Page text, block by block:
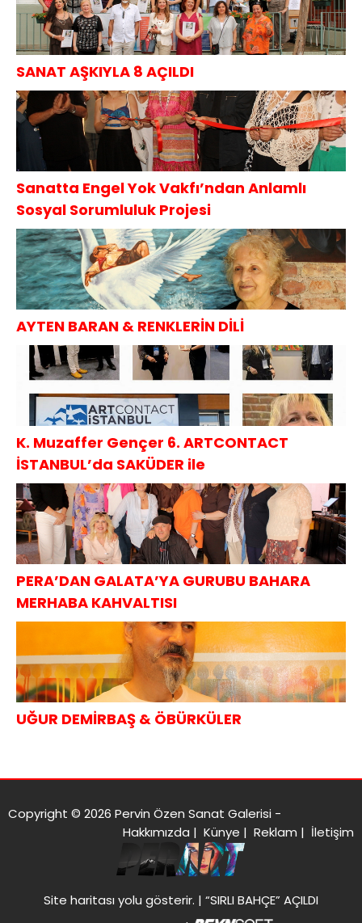
SANAT AŞKIYLA 8 AÇILDI
Sanatta Engel Yok Vakfı’ndan Anlamlı
Sosyal Sorumluluk Projesi
AYTEN BARAN & RENKLERİN DİLİ
K. Muzaffer Gençer 6. ARTCONTACT
İSTANBUL’da SAKÜDER ile
PERA’DAN GALATA’YA GURUBU BAHARA
MERHABA KAHVALTISI
UĞUR DEMİRBAŞ & ÖBÜRKÜLER
Copyright © 2026 Pervin Özen Sanat Galerisi -
Hakkımızda | Künye | Reklam | İletişim
Site haritası yolu gösterir. | “SIRLI BAHÇE” AÇILDI